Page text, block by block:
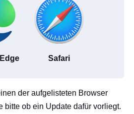
Safari
der aufgelisteten Browser
bitte ob ein Update dafür vorliegt.